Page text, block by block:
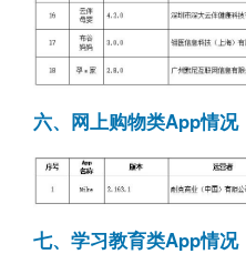
六、网上购物类App情况
七、学习教育类App情况